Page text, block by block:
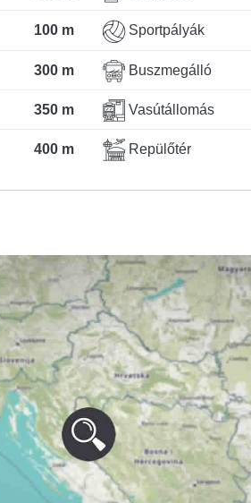
100 m
300 m
350 m
400 m
Sportpályák
Buszmegálló
Vasútállomás
Repülőtér